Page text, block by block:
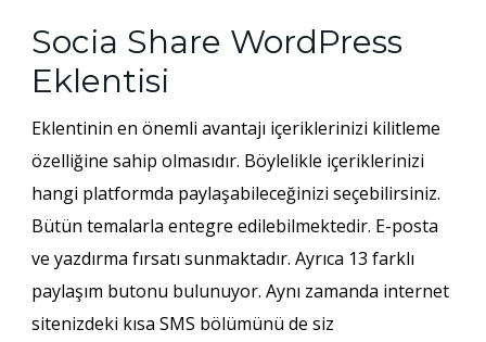
Socia Share WordPress
Eklentisi
Eklentinin en önemli avantajı içeriklerinizi kilitleme
özelliğine sahip olmasıdır. Böylelikle içeriklerinizi
hangi platformda paylaşabileceğinizi seçebilirsiniz.
Bütün temalarla entegre edilebilmektedir. E-posta
ve yazdırma fırsatı sunmaktadır. Ayrıca 13 farklı
paylaşım butonu bulunuyor. Aynı zamanda internet
sitenizdeki kısa SMS bölümünü de siz